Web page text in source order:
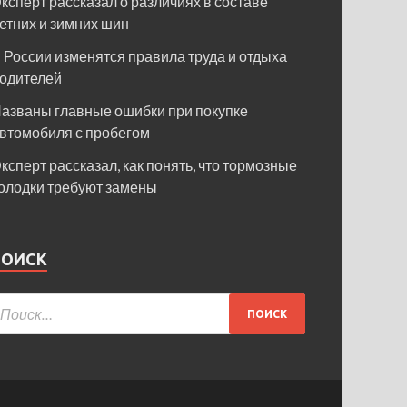
и зимних шин
России изменятся правила труда и отдыха
главные ошибки при покупке
с пробегом
рассказал, как понять, что тормозные
требуют замены